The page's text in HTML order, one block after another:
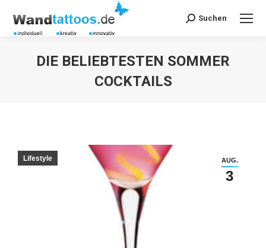
Search:
Suchen
DIE BELIEBTESTEN SOMMER
COCKTAILS
AUG.
3
Lifestyle